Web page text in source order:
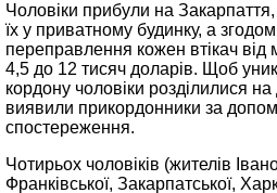
Чоловіки прибули на
їх у приватному будинку, а
переправлення кожен втікач від
4,5 до 12 тисяч доларів. Щоб
кордону чоловіки розділилися на
виявили прикордонники за
спостереження.
Чотирьох чоловіків (жителів
Франківської, Закарпатської,